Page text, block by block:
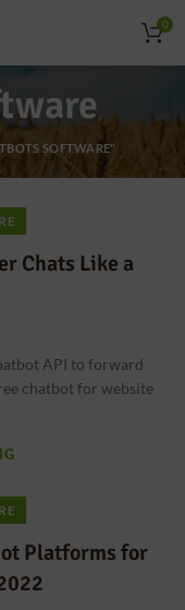
0
SOFTWARE"
Chats Like a
API to forward
chatbot for website
Platforms for